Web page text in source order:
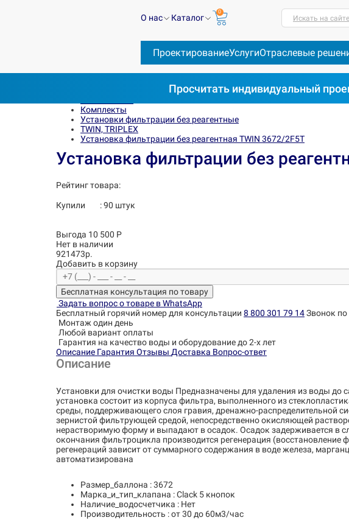
О нас Каталог
0
ПроектированиеУслугиОтраслевые
Искать на сайте
Просчитать индивидуальный
Комплекты
Установки фильтрации без реагентные
TWIN, TRIPLEX
Установка фильтрации без реагентная TWIN 3672/2F5T
Установка фильтрации без
Рейтинг товара:
Купили :90 штук
Выгода 10 500 Р
Нет в наличии
921473р.
Добавить в корзину
Бесплатная консультация по товару
Задать вопрос о товаре в WhatsApp
Бесплатный горячий номер для консультации 8 800 301 79 14Звонок
Монтаж один день
Любой вариант оплаты
Гарантия на качество воды и оборудование до 2-х лет
Описание Гарантия Отзывы Доставка Вопрос-ответ
Описание
Установки для очистки воды Предназначены для удаления из воды до
установка состоит из корпуса фильтра, выполненного из
среды, поддерживающего слоя гравия, дренажно-распределительной
зернистой фильтрующей средой, непосредственно окисляющей
нерастворимую форму и выпадают в осадок. Осадок задерживается в
окончания фильтроцикла производится регенерация
регенераций зависит от суммарного содержания в воде железа,
автоматизирована
Размер_баллона : 3672
Марка_и_тип_клапана : Clack 5 кнопок
Наличие_водосчетчика : Нет
Производительность : от 30 до 60м3/час